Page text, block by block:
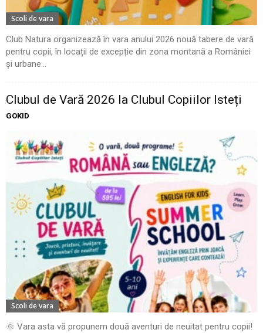
Scoli de vara
Club Natura organizează în vara anului 2026 nouă tabere de vară
pentru copii, în locații de excepție din zona montană a României
și urbane...
Clubul de Vară 2026 la Clubul Copiilor Isteți
GOKID
Scoli de vara
🌞 Vara asta vă propunem două aventuri de neuitat pentru copii!